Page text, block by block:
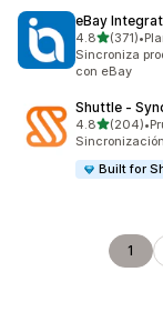
eBay
4.8de 5(371)
371 reseñas
•
Sincroniza
con eBay
Shuttle ‑
4.8de 5(204)
204 reseñas
•
Built for
1